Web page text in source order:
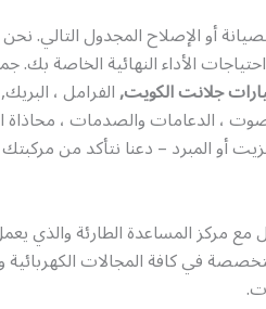
أو الإصلاح المجدول التالي.
الأداء النهائية الخاصة بك.
جلانت الكويت,الفرامل ،
، الدعامات والصدمات ، محاذاة
أو المبرد – دعنا نتأكد من
مركز المساعدة الطارئة والذي
في كافة المجالات الكهربائية